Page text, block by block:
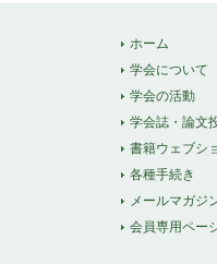
ホーム
学会について
学会の活動
学会誌・論文
書籍ウェブシ
各種手続き
メールマガジ
会員専用ペー